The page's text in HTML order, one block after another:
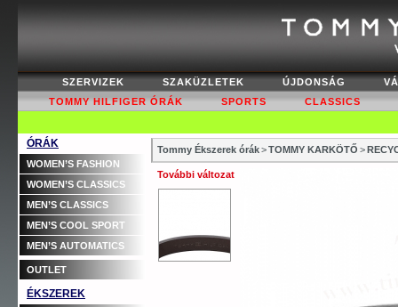
SZERVIZEK SZAKÜZLETEK ÚJDONSÁG
TOMMY HILFIGER ÓRÁK
SPORTS CLASSICS
ÓRÁK
WOMEN’S FASHION
WOMEN’S CLASSICS
MEN’S CLASSICS
MEN’S COOL SPORT
MEN’S AUTOMATICS
OUTLET
ÉKSZEREK
Tommy Ékszerek órák>TOMMY KARKÖTŐ >
További változat